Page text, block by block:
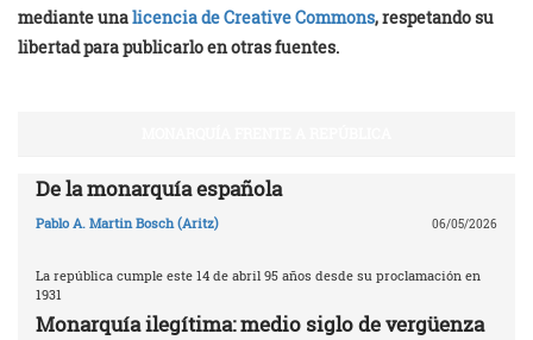
mediante unalicencia de Creative Commons, respetando su
libertad para publicarlo en otras fuentes.
De la monarquía española
Pablo A. Martin Bosch (Aritz) 06/05/2026
La república cumple este 14 de abril 95 años desde su proclamación en
1931
Monarquía ilegítima: medio siglo de vergüenza